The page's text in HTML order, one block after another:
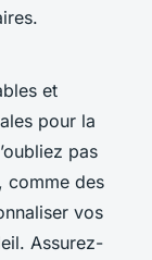
et
pour la
pas
comme des
vos
Assurez-